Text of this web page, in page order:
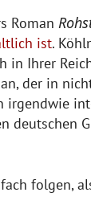
Roman
ist.
in Ihrer
der in
deutschen
folgen,